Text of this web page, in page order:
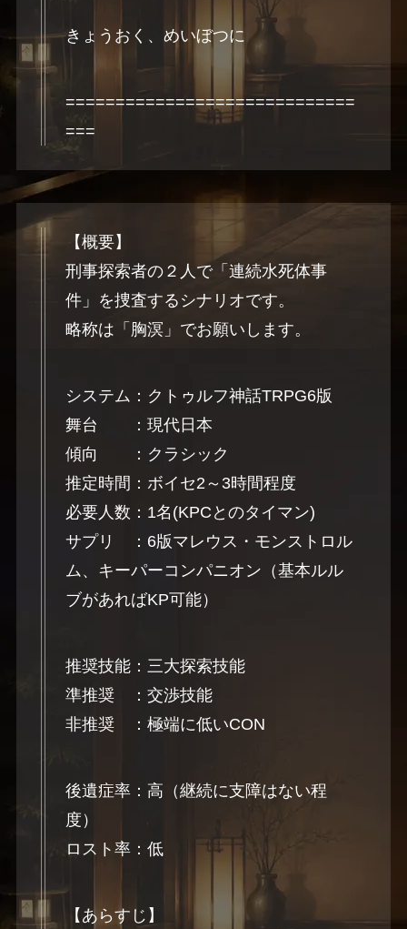
きょうおく、めいぼつに
=============================
===
【概要】
刑事探索者の２人で「連続水死体事
件」を捜査するシナリオです。
略称は「胸溟」でお願いします。
システム：クトゥルフ神話TRPG6版
舞台 ：現代日本
傾向 ：クラシック
推定時間：ボイセ2～3時間程度
必要人数：1名(KPCとのタイマン)
サプリ ：6版マレウス・モンストロル
ム、キーパーコンパニオン（基本ルル
ブがあればKP可能）
推奨技能：三大探索技能
準推奨 ：交渉技能
非推奨 ：極端に低いCON
後遺症率：高（継続に支障はない程
度）
ロスト率：低
【あらすじ】